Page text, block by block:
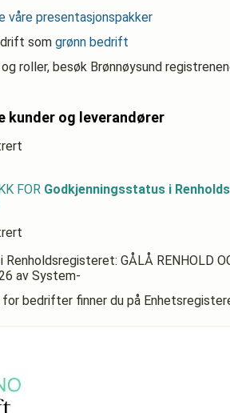
våre presentasjonspakker
som grønn bedrift
roller, besøk Brønnøysund
kunder og leverandører
FOR Godkjenningsstatus i
GÅLÅ RENHOLD
av System-
bedrifter finner du på